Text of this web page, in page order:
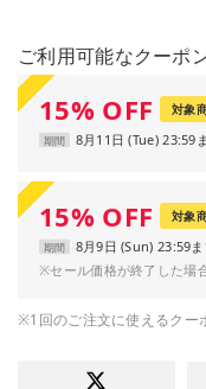
ご利用可能なクーポ
15% OFF 対象
期間 8月11日 (Tue) 23:59
15% OFF 対象
期間 8月9日 (Sun) 23:59
※セール価格が終了した場
※1回のご注文に使えるクー